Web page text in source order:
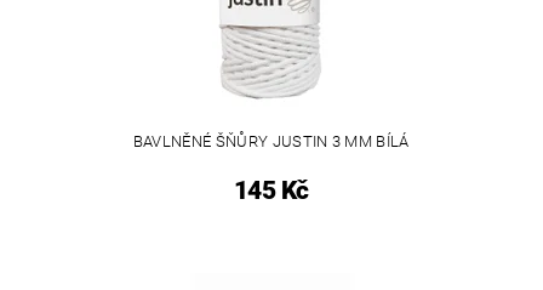
BAVLNĚNÉ ŠŇŮRY JUSTIN 3 MM BÍLÁ
145 Kč